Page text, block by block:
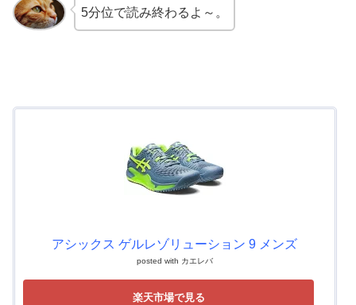
5分位で読み終わるよ～。
アシックス ゲルレゾリューション 9 メンズ
posted with カエレバ
楽天市場で見る